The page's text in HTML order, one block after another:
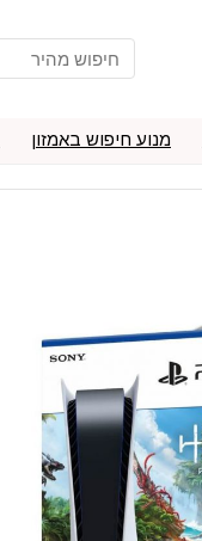
מנוע חיפוש באמזון